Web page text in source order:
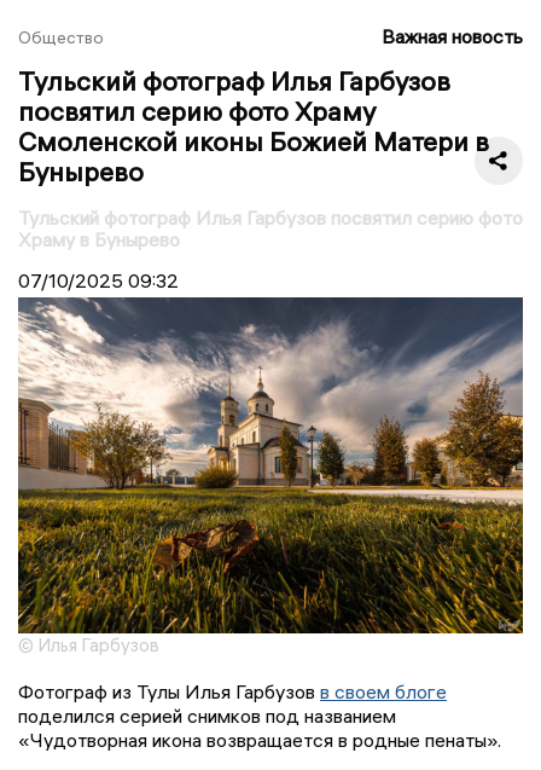
Общество Важная новость
Тульский фотограф Илья Гарбузов
посвятил серию фото Храму
Смоленской иконы Божией Матери в
Бунырево
Тульский фотограф Илья Гарбузов посвятил серию фото
Храму в Бунырево
07/10/2025 09:32
© Илья Гарбузов
Фотограф из Тулы Илья Гарбузов в своем блоге
поделился серией снимков под названием
«Чудотворная икона возвращается в родные пенаты».